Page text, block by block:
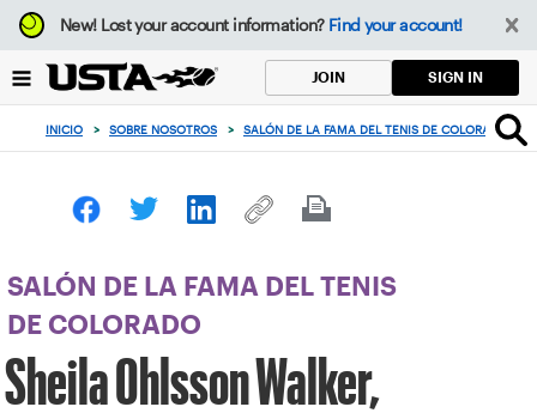
Enfoque
desde
botón
volver
principio
New!Lost your account information? Find your account!
JOIN SIGN IN
INICIO > SOBRE NOSOTROS > SALÓN DE LA FAMA DEL TENIS DE COLORADO >
SALÓN DE LA FAMA DEL TENIS
DE COLORADO
Sheila Ohlsson Walker,